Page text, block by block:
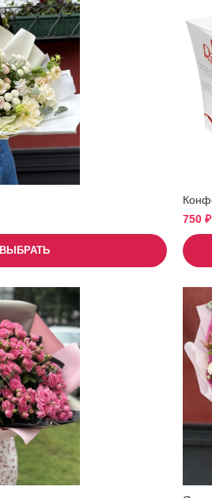
ВЫБРАТЬ
750 ₽